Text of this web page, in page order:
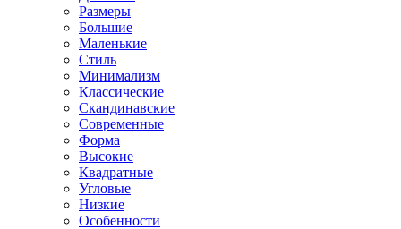
Размеры
Большие
Маленькие
Стиль
Минимализм
Классические
Скандинавские
Современные
Форма
Высокие
Квадратные
Угловые
Низкие
Особенности